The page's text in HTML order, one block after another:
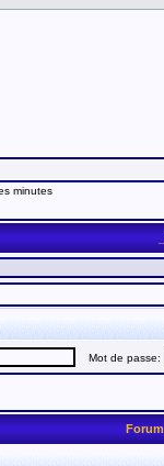
minutes
Mot de passe:
Forum